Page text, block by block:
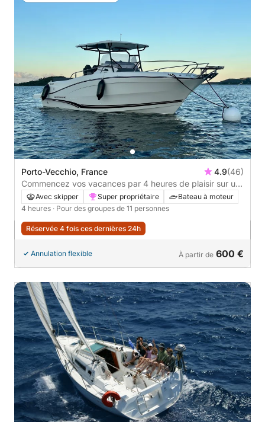
Porto-Vecchio, France 4.9(46)
Commencez vos vacances par 4 heures de plaisir sur un
bateau à moteur
Avec skipper Super propriétaire
Bateau à moteur
4 heures · Pour des groupes de 11 personnes
Réservée 4 fois ces dernières 24h
Annulation flexible À partir de 600 €